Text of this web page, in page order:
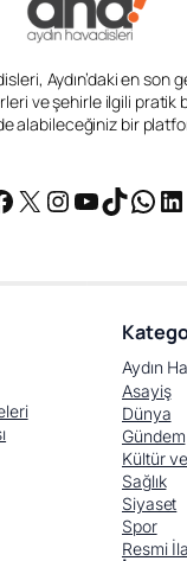
Aydın’daki en son
ve şehirle ilgili pratik
alabileceğiniz bir
X Instagram
YouTube
TikTok
Aydın
Asayiş
Dünya
Gündem
Kültür
Sağlık
Siyaset
Spor
Resmi